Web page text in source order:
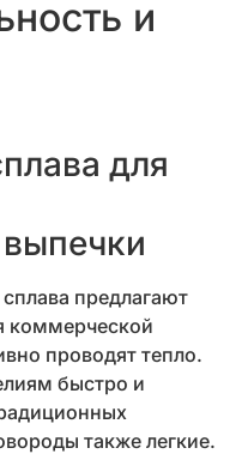
и
для
предлагают
коммерческой
проводят тепло.
быстро и
также легкие.